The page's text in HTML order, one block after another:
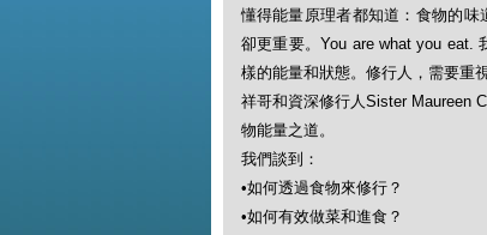
懂得能量原理者都知道：食物的
卻更重要。You are what you eat.
樣的能量和狀態。修行人，需要重
祥哥和資深修行人Sister Maureen
物能量之道。
我們談到：
•如何透過食物來修行？
•如何有效做菜和進食？